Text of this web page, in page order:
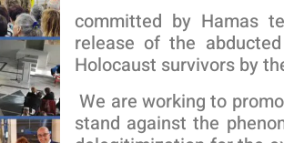
committed by Hamas
release of the
Holocaust survivors by
We are working to
stand against the